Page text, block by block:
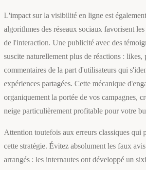
L'impact sur la visibilité en ligne est
algorithmes des réseaux sociaux favorisent
de l'interaction. Une publicité avec des
suscite naturellement plus de réactions : likes,
commentaires de la part d'utilisateurs qui
expériences partagées. Cette mécanique
organiquement la portée de vos campagnes,
neige particulièrement profitable pour votre
Attention toutefois aux erreurs classiques qui
cette stratégie. Évitez absolument les faux
arrangés : les internautes ont développé un